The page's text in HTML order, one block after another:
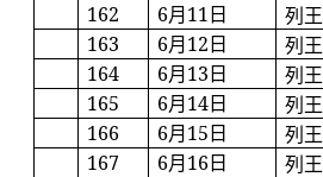
162
6月11日
列
163
6月12日
列
164
6月13日
列
165
6月14日
列
166
6月15日
列
167
6月16日
列